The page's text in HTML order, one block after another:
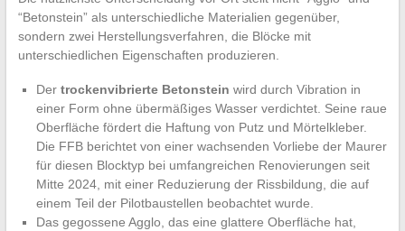
“Betonstein” als unterschiedliche Materialien gegenüber,
sondern zwei Herstellungsverfahren, die Blöcke mit
unterschiedlichen Eigenschaften produzieren.
Der trockenvibrierte Betonstein wird durch Vibration in
einer Form ohne übermäßiges Wasser verdichtet. Seine raue
Oberfläche fördert die Haftung von Putz und Mörtelkleber.
Die FFB berichtet von einer wachsenden Vorliebe der Maurer
für diesen Blocktyp bei umfangreichen Renovierungen seit
Mitte 2024, mit einer Reduzierung der Rissbildung, die auf
einem Teil der Pilotbaustellen beobachtet wurde.
Das gegossene Agglo, das eine glattere Oberfläche hat,